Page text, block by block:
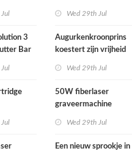
Jul
3
Bar
Jul
Jul
Wed 29th Jul
Augurkenkroonprins
koestert zijn vrijheid
Wed 29th Jul
50W fiberlaser
graveermachine
Wed 29th Jul
Een nieuw sprookje in